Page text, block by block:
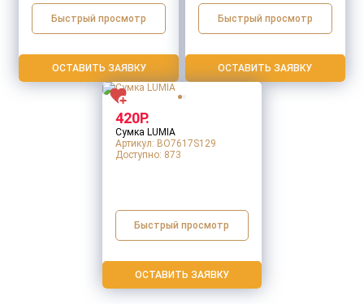
Быстрый просмотр
ОСТАВИТЬ ЗАЯВКУ
Быстрый просмотр
ОСТАВИТЬ ЗАЯВКУ
420Р.
Сумка LUMIA
Артикул: BO7617S129
Доступно: 873
Быстрый просмотр
ОСТАВИТЬ ЗАЯВКУ